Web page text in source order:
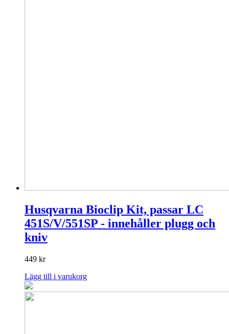
Husqvarna Bioclip Kit, passar LC
451S/V/551SP - innehåller plugg och
kniv
449 kr
Lägg till i varukorg